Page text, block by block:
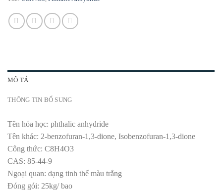
MÔ TẢ
THÔNG TIN BỔ SUNG
Tên hóa học: phthalic anhydride
Tên khác: 2-benzofuran-1,3-dione, Isobenzofuran-1,3-dione
Công thức: C8H4O3
CAS: 85-44-9
Ngoại quan: dạng tinh thể màu trắng
Đóng gói: 25kg/ bao